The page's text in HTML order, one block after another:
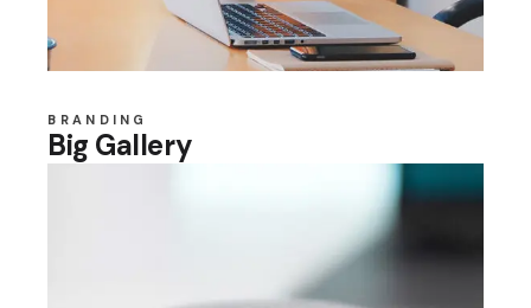
BRANDING
Big Gallery